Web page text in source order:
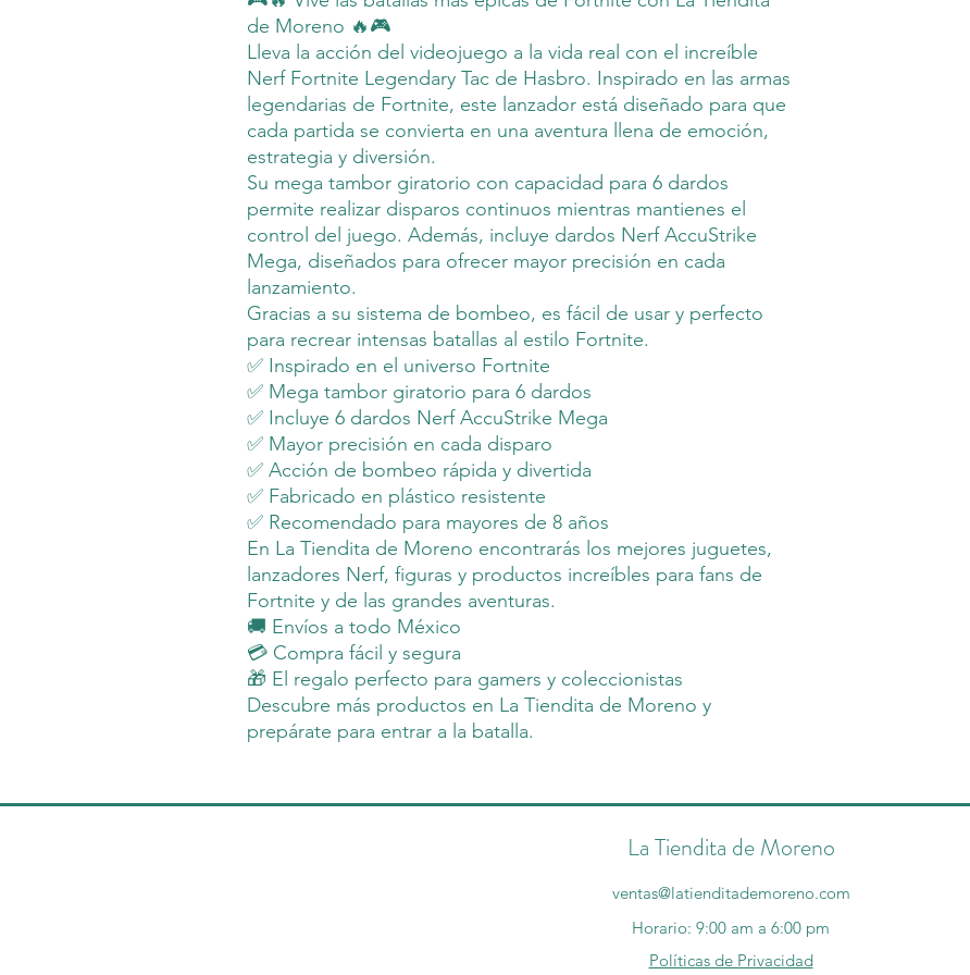
de Moreno 🔥🎮
Lleva la acción del videojuego a la vida real con el increíble
Nerf Fortnite Legendary Tac de Hasbro. Inspirado en las armas
legendarias de Fortnite, este lanzador está diseñado para que
cada partida se convierta en una aventura llena de emoción,
estrategia y diversión.
Su mega tambor giratorio con capacidad para 6 dardos
permite realizar disparos continuos mientras mantienes el
control del juego. Además, incluye dardos Nerf AccuStrike
Mega, diseñados para ofrecer mayor precisión en cada
lanzamiento.
Gracias a su sistema de bombeo, es fácil de usar y perfecto
para recrear intensas batallas al estilo Fortnite.
✅ Inspirado en el universo Fortnite
✅ Mega tambor giratorio para 6 dardos
✅ Incluye 6 dardos Nerf AccuStrike Mega
✅ Mayor precisión en cada disparo
✅ Acción de bombeo rápida y divertida
✅ Fabricado en plástico resistente
✅ Recomendado para mayores de 8 años
En La Tiendita de Moreno encontrarás los mejores juguetes,
lanzadores Nerf, figuras y productos increíbles para fans de
Fortnite y de las grandes aventuras.
🚚 Envíos a todo México
💳 Compra fácil y segura
🎁 El regalo perfecto para gamers y coleccionistas
Descubre más productos en La Tiendita de Moreno y
prepárate para entrar a la batalla.
La Tiendita de Moreno
ventas@latienditademoreno.com
Horario: 9:00 am a 6:00 pm
Políticas de Privacidad